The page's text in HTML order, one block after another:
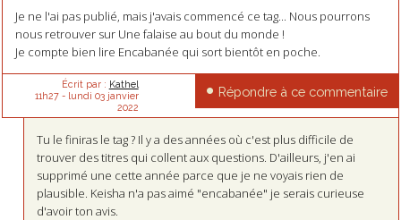
Je ne l'ai pas publié, mais j'avais commencé ce tag... Nous pourrons
nous retrouver sur Une falaise au bout du monde !
Je compte bien lire Encabanée qui sort bientôt en poche.
Écrit par : Kathel
11h27- lundi 03 janvier
2022
Répondre à ce commentaire
Tu le finiras le tag ? Il y a des années où c'est plus difficile de
trouver des titres qui collent aux questions. D'ailleurs, j'en ai
supprimé une cette année parce que je ne voyais rien de
plausible. Keisha n'a pas aimé "encabanée" je serais curieuse
d'avoir ton avis.